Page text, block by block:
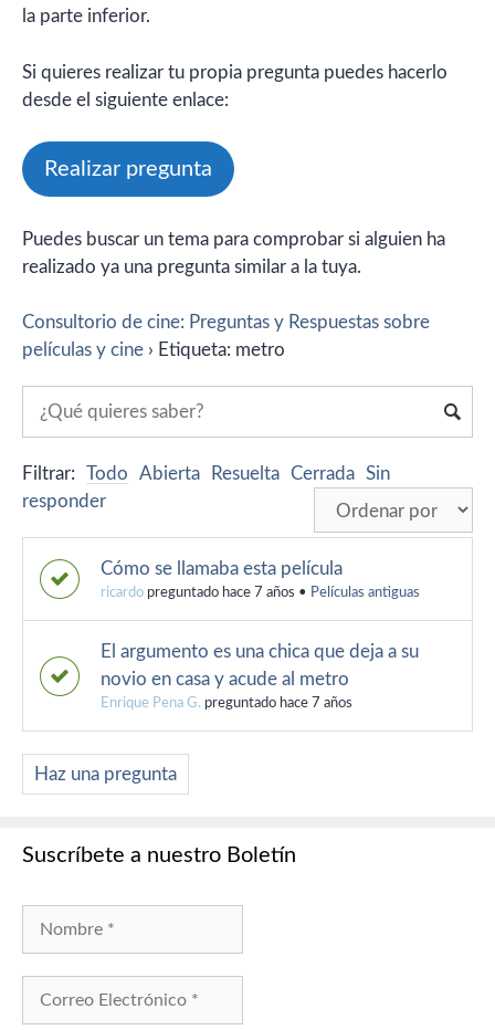
la parte inferior.
Si quieres realizar tu propia pregunta puedes hacerlo
desde el siguiente enlace:
Realizar pregunta
Puedes buscar un tema para comprobar si alguien ha
realizado ya una pregunta similar a la tuya.
Consultorio de cine: Preguntas y Respuestas sobre
películas y cine › Etiqueta: metro
Filtrar: Todo Abierta Resuelta Cerrada Sin
responder
Cómo se llamaba esta película
ricardo preguntado hace 7 años • Películas antiguas
El argumento es una chica que deja a su
novio en casa y acude al metro
Enrique Pena G. preguntado hace 7 años
Haz una pregunta
Suscríbete a nuestro Boletín